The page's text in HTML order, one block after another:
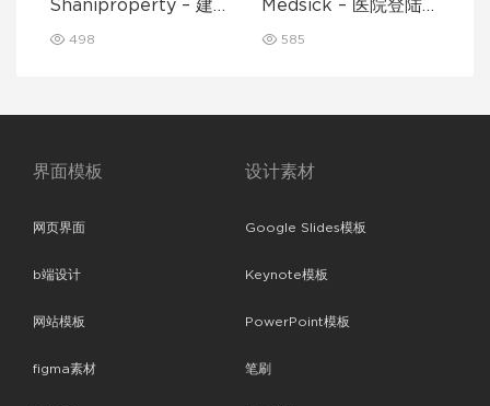
Shaniproperty – 建
498
Medsick – 医院登陆页
585
界面模板
网页界面
b端设计
网站模板
figma素材
设计素材
Google Slides模板
Keynote模板
PowerPoint模板
笔刷